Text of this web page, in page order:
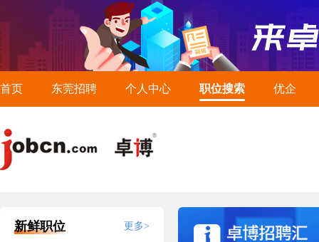
首页 东莞招聘 个人中心 职位搜索 优企
新鲜职位 更多>